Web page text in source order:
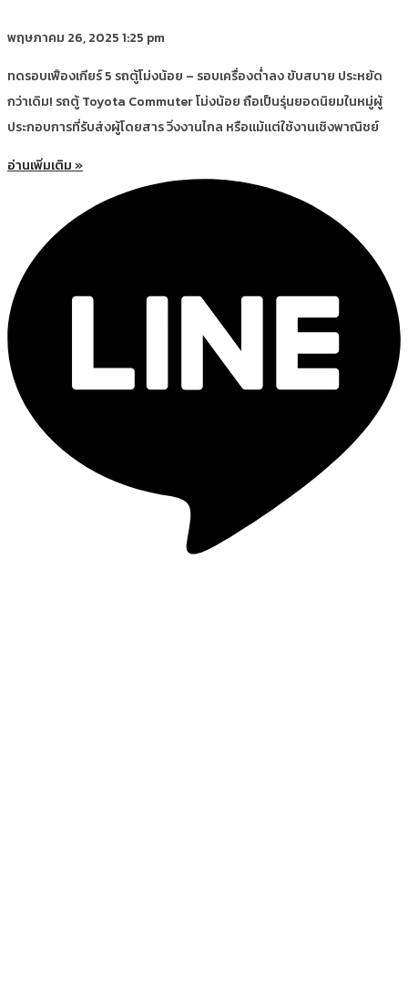
พฤษภาคม 26, 20251:25 pm
ทดรอบเฟืองเกียร์ 5 รถตู้โม่งน้อย – รอบเครื่องต่ำลง ขับสบาย ประหยัด
กว่าเดิม! รถตู้ Toyota Commuter โม่งน้อย ถือเป็นรุ่นยอดนิยมในหมู่ผู้
ประกอบการที่รับส่งผู้โดยสาร วิ่งงานไกล หรือแม้แต่ใช้งานเชิงพาณิชย์
อ่านเพิ่มเติม »